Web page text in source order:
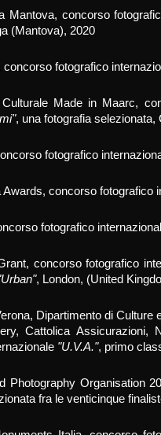
Mantova, concorso
(Mantova), 2020
concorso fotografico
Made in Maarc,
, una fotografia selezionata,
fotografico
Awards, concorso fotografico
fotografico
concorso fotografico
, London, (United
Dipartimento di Culture
Cattolica Assicurazioni,
"U.V.A.", primo
Photography Organisation
fra le venticinque